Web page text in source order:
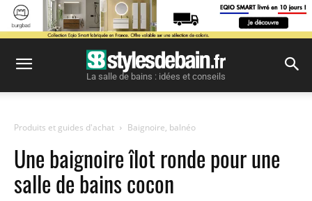
La salle de bains : idées et conseils
Produits et guides d'achat Baignoire, balnéo
Une baignoire îlot ronde pour une
salle de bains cocon